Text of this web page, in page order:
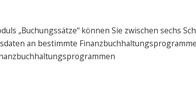
„Buchungssätze“ können Sie zwischen sechs
an bestimmte